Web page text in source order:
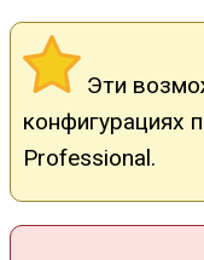
Эти
конфигурациях
Professional.